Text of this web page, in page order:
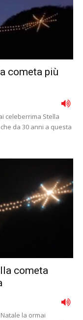
cometa più
celeberrima Stella
da 30 anni a questa
cometa
la ormai